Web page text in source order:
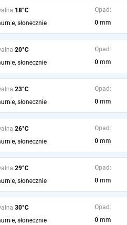
18°C
słonecznie
Opad:
0 mm
20°C
słonecznie
Opad:
0 mm
23°C
słonecznie
Opad:
0 mm
26°C
słonecznie
Opad:
0 mm
29°C
słonecznie
Opad:
0 mm
30°C
słonecznie
Opad:
0 mm